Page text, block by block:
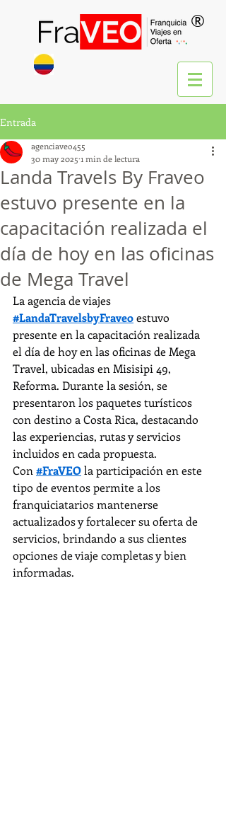
®
Entrada
Landa Travels By Fraveo
estuvo presente en la
capacitación realizada el
día de hoy en las oficinas
de Mega Travel
agenciaveo455
30 may 2025 1 min de lectura
La agencia de viajes
#LandaTravelsbyFraveo estuvo
presente en la capacitación realizada
el día de hoy en las oficinas de Mega
Travel, ubicadas en Misisipi 49,
Reforma. Durante la sesión, se
presentaron los paquetes turísticos
con destino a Costa Rica, destacando
las experiencias, rutas y servicios
incluidos en cada propuesta.
Con #FraVEO la participación en este
tipo de eventos permite a los
franquiciatarios mantenerse
actualizados y fortalecer su oferta de
servicios, brindando a sus clientes
opciones de viaje completas y bien
informadas.